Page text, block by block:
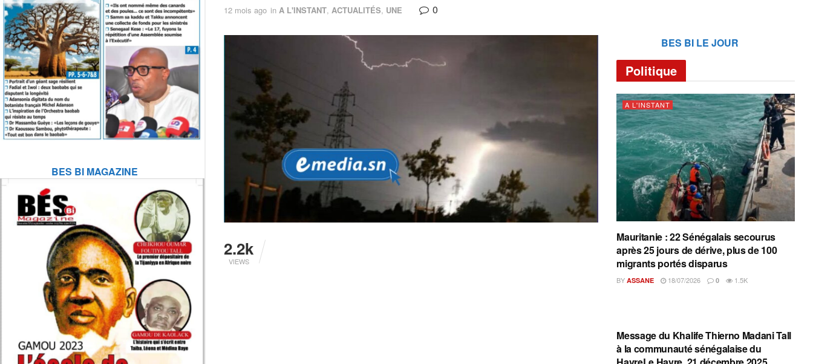
BES BI MAGAZINE
12 mois ago in A L'INSTANT, ACTUALITÉS, UNE 0
2.2k
VIEWS
BES BI LE JOUR
Politique
A L'INSTANT
Mauritanie : 22 Sénégalais secourus
après 25 jours de dérive, plus de 100
migrants portés disparus
BY ASSANE 18/07/2026 0 1.5K
A L'INSTANT
Message du Khalife Thierno Madani Tall
à la communauté sénégalaise du